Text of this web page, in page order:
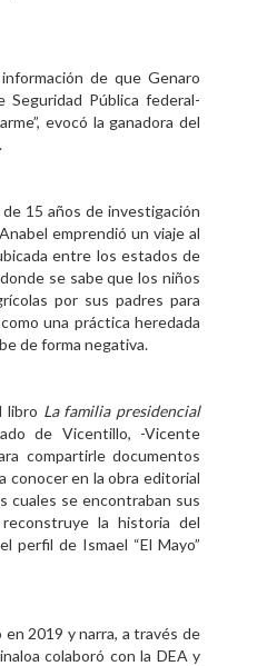
de que Genaro
Seguridad Pública federal-
evocó la ganadora del
15 años de investigación
emprendió un viaje al
entre los estados de
se sabe que los niños
por sus padres para
una práctica heredada
de forma negativa.
libro La familia presidencial
de Vicentillo, -Vicente
compartirle documentos
conocer en la obra editorial
cuales se encontraban sus
la historia del
perfil de Ismael “El Mayo”
en 2019 y narra, a través de
colaboró con la DEA y